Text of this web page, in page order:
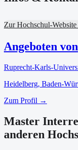
Zur Hochschul-
Angeboten von
Ruprecht-Karls-
Heidelberg, Baden-
Zum Profil →
Master
anderen